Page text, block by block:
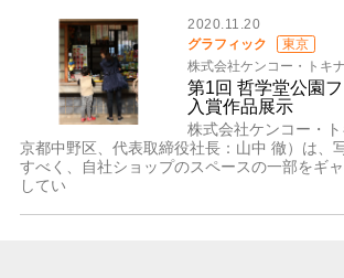
2020.11.20
グラフィック
東京
株式会社ケンコー・トキ
第1回 哲学堂公園
入賞作品展示
株式会社ケンコー・
京都中野区、代表取締役社長：山中 徹）は、
すべく、自社ショップのスペースの一部をギ
してい